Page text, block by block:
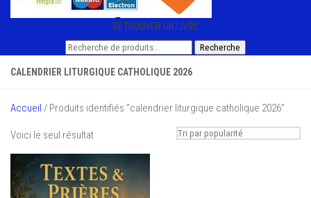
RETROUVER UN LIVRE
Recherche
Recherche
CALENDRIER LITURGIQUE CATHOLIQUE 2026
Accueil / Produits identifiés “calendrier liturgique catholique 2026”
Voici le seul résultat